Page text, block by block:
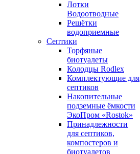
Лотки
Водоотводные
Решётки
водоприемные
Септики
Торфяные
биотуалеты
Колодцы Rodlex
Комплектующие для
септиков
Накопительные
подземные ёмкости
ЭкоПром «Rostok»
Принадлежности
для септиков,
компостеров и
биотуалетов